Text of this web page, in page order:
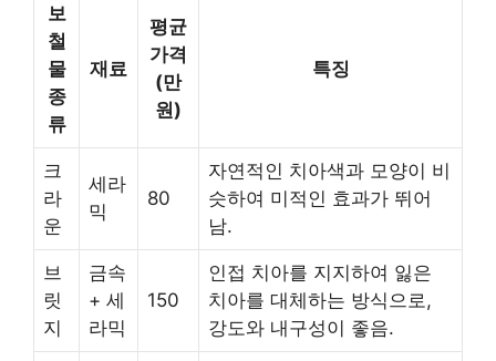
보
철
물
종
류
재료
평균
가격
(만
원)
특징
크
라
운
세라
믹
80
자연적인 치아색과 모양이 비
슷하여 미적인 효과가 뛰어
남.
브
릿
지
금속
+ 세
라믹
150
인접 치아를 지지하여 잃은
치아를 대체하는 방식으로,
강도와 내구성이 좋음.